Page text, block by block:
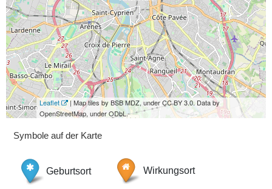
Leaflet
| Map tiles by BSB MDZ, under CC BY 3.0. Data by
OpenStreetMap, under ODbL.
Symbole auf der Karte
Geburtsort Wirkungsort